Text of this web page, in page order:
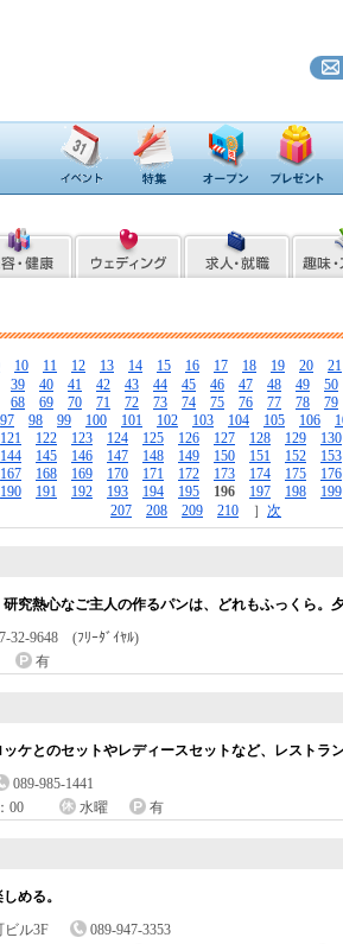
10 11 12 13 14 15 16 17 18 19 20 21
39 40 41 42 43 44 45 46 47 48 49 50
68 69 70 71 72 73 74 75 76 77 78 79
97 98 99 100 101 102 103 104 105 106
121 122 123 124 125 126 127 128 129 130
144 145 146 147 148 149 150 151 152 153
167 168 169 170 171 172 173 174 175 176
190 191 192 193 194 195 196 197 198 199
207
208 209 210 ］ 次
究熱心なご主人の作るパンは、どれもふっくら。
32-9648 (ﾌﾘｰﾀﾞｲﾔﾙ)
有
ケとのセットやレディースセットなど、レストラ
089-985-1441
00
水曜 有
める。
ビル3F
089-947-3353